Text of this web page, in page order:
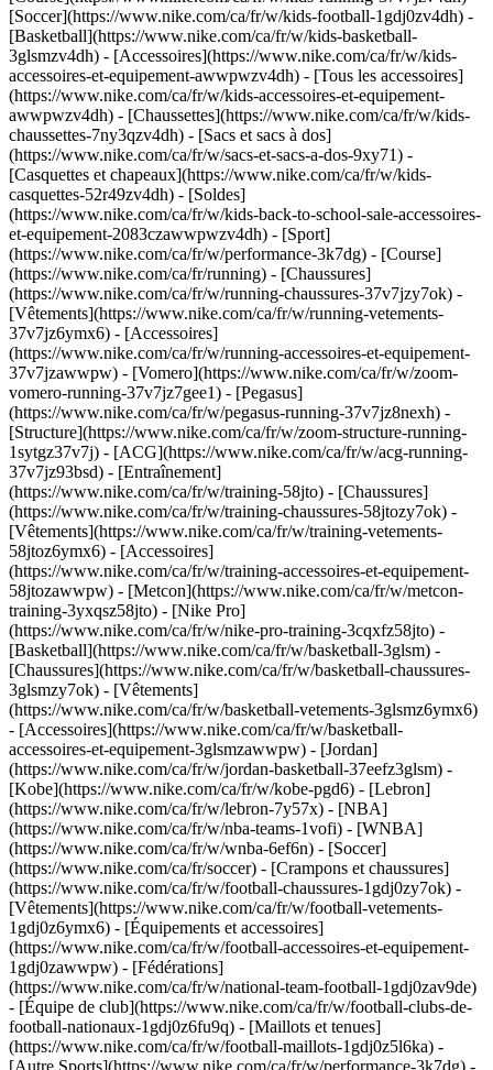
[Soccer](https://www.nike.com/ca/fr/w/kids-football-1gdj0zv4dh) -
[Basketball](https://www.nike.com/ca/fr/w/kids-basketball-
3glsmzv4dh) - [Accessoires](https://www.nike.com/ca/fr/w/kids-
accessoires-et-equipement-awwpwzv4dh) - [Tous les accessoires]
(https://www.nike.com/ca/fr/w/kids-accessoires-et-equipement-
awwpwzv4dh) - [Chaussettes](https://www.nike.com/ca/fr/w/kids-
chaussettes-7ny3qzv4dh) - [Sacs et sacs à dos]
(https://www.nike.com/ca/fr/w/sacs-et-sacs-a-dos-9xy71) -
[Casquettes et chapeaux](https://www.nike.com/ca/fr/w/kids-
casquettes-52r49zv4dh) - [Soldes]
(https://www.nike.com/ca/fr/w/kids-back-to-school-sale-accessoires-
et-equipement-2083czawwpwzv4dh) - [Sport]
(https://www.nike.com/ca/fr/w/performance-3k7dg) - [Course]
(https://www.nike.com/ca/fr/running) - [Chaussures]
(https://www.nike.com/ca/fr/w/running-chaussures-37v7jzy7ok) -
[Vêtements](https://www.nike.com/ca/fr/w/running-vetements-
37v7jz6ymx6) - [Accessoires]
(https://www.nike.com/ca/fr/w/running-accessoires-et-equipement-
37v7jzawwpw) - [Vomero](https://www.nike.com/ca/fr/w/zoom-
vomero-running-37v7jz7gee1) - [Pegasus]
(https://www.nike.com/ca/fr/w/pegasus-running-37v7jz8nexh) -
[Structure](https://www.nike.com/ca/fr/w/zoom-structure-running-
1sytgz37v7j) - [ACG](https://www.nike.com/ca/fr/w/acg-running-
37v7jz93bsd) - [Entraînement]
(https://www.nike.com/ca/fr/w/training-58jto) - [Chaussures]
(https://www.nike.com/ca/fr/w/training-chaussures-58jtozy7ok) -
[Vêtements](https://www.nike.com/ca/fr/w/training-vetements-
58jtoz6ymx6) - [Accessoires]
(https://www.nike.com/ca/fr/w/training-accessoires-et-equipement-
58jtozawwpw) - [Metcon](https://www.nike.com/ca/fr/w/metcon-
training-3yxqsz58jto) - [Nike Pro]
(https://www.nike.com/ca/fr/w/nike-pro-training-3cqxfz58jto) -
[Basketball](https://www.nike.com/ca/fr/w/basketball-3glsm) -
[Chaussures](https://www.nike.com/ca/fr/w/basketball-chaussures-
3glsmzy7ok) - [Vêtements]
(https://www.nike.com/ca/fr/w/basketball-vetements-3glsmz6ymx6)
- [Accessoires](https://www.nike.com/ca/fr/w/basketball-
accessoires-et-equipement-3glsmzawwpw) - [Jordan]
(https://www.nike.com/ca/fr/w/jordan-basketball-37eefz3glsm) -
[Kobe](https://www.nike.com/ca/fr/w/kobe-pgd6) - [Lebron]
(https://www.nike.com/ca/fr/w/lebron-7y57x) - [NBA]
(https://www.nike.com/ca/fr/w/nba-teams-1vofi) - [WNBA]
(https://www.nike.com/ca/fr/w/wnba-6ef6n) - [Soccer]
(https://www.nike.com/ca/fr/soccer) - [Crampons et chaussures]
(https://www.nike.com/ca/fr/w/football-chaussures-1gdj0zy7ok) -
[Vêtements](https://www.nike.com/ca/fr/w/football-vetements-
1gdj0z6ymx6) - [Équipements et accessoires]
(https://www.nike.com/ca/fr/w/football-accessoires-et-equipement-
1gdj0zawwpw) - [Fédérations]
(https://www.nike.com/ca/fr/w/national-team-football-1gdj0zav9de)
- [Équipe de club](https://www.nike.com/ca/fr/w/football-clubs-de-
football-nationaux-1gdj0z6fu9q) - [Maillots et tenues]
(https://www.nike.com/ca/fr/w/football-maillots-1gdj0z5l6ka) -
[Autre Sports](https://www.nike.com/ca/fr/w/performance-3k7dg) -